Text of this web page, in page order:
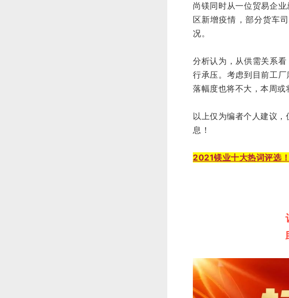
尚镁同时从一位贸易企
区新增疫情，部分货车
况。
分析认为，从供需关系
行承压。 考虑到目前工
落幅度也将不大，本周或
以上仅为编者个人建议，
息！
2021镁业十大热词评选！